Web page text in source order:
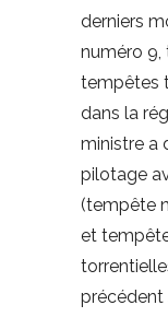
derniers
numéro 9,
tempêtes
dans la
ministre a
pilotage
(tempête
et
précédent